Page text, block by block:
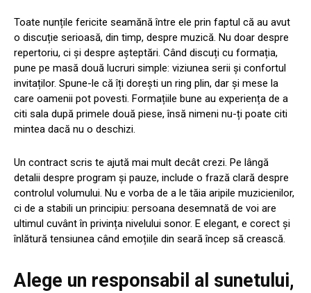
Toate nunțile fericite seamănă între ele prin faptul că au avut
o discuție serioasă, din timp, despre muzică. Nu doar despre
repertoriu, ci și despre așteptări. Când discuți cu formația,
pune pe masă două lucruri simple: viziunea serii și confortul
invitaților. Spune-le că îți dorești un ring plin, dar și mese la
care oamenii pot povesti. Formațiile bune au experiența de a
citi sala după primele două piese, însă nimeni nu-ți poate citi
mintea dacă nu o deschizi.
Un contract scris te ajută mai mult decât crezi. Pe lângă
detalii despre program și pauze, include o frază clară despre
controlul volumului. Nu e vorba de a le tăia aripile muzicienilor,
ci de a stabili un principiu: persoana desemnată de voi are
ultimul cuvânt în privința nivelului sonor. E elegant, e corect și
înlătură tensiunea când emoțiile din seară încep să crească.
Alege un responsabil al sunetului,